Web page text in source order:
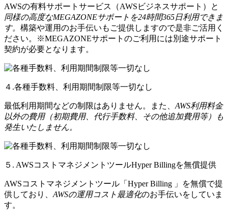
AWSの有料サポートサービス（AWSビジネスサポート）と
同様の高度なMEGAZONEサポートを24時間365日利用できま
す。 構築や運用のお手伝いもご提供しますので是非ご活用く
ださい。※MEGAZONEサポートのご利用には別途サポート
契約が必要となります。
４.各種手数料、利用期間制限等一切なし
最低利用期間などの制限はありません。また、 AWS利用料金
以外の費用（初期費用、代行手数料、その他追加費用等）も
発生いたしません。
５. AWSコストマネジメントツールHyper Billingを無償提供
AWSコストマネジメントツール「Hyper Billing 」を無償で提
供しており、 AWSの運⽤コスト最適化のお⼿伝いをしていま
す。